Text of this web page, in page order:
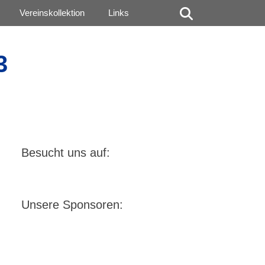
Vereinskollektion Links
Besucht uns auf:
Unsere Sponsoren: